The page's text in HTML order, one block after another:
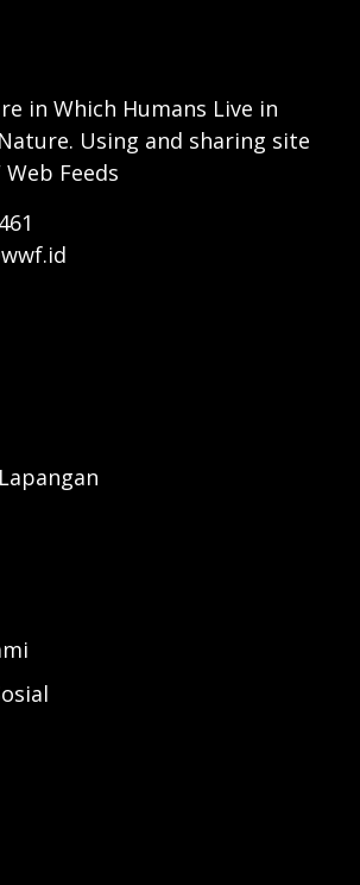
in Which Humans Live in
Using and sharing site
Feeds